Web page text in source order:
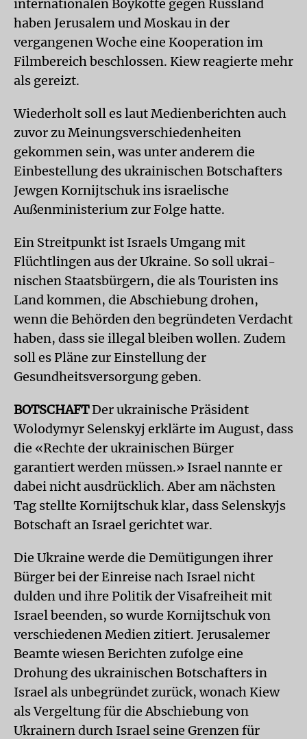
internationalen Boykotte gegen Russland
haben Jerusalem und Moskau in der
vergangenen Woche eine Kooperation im
Filmbereich beschlossen. Kiew reagierte mehr
als gereizt.
Wiederholt soll es laut Medienberichten auch
zuvor zu Meinungsverschiedenheiten
gekommen sein, was unter anderem die
Einbestellung des ukrainischen Botschafters
Jewgen Kornijtschuk ins israelische
Außenministerium zur Folge hatte.
Ein Streitpunkt ist Israels Umgang mit
Flüchtlingen aus der Ukraine. So soll ukrai­
nischen Staatsbürgern, die als Touristen ins
Land kommen, die Abschiebung drohen,
wenn die Behörden den begründeten Verdacht
haben, dass sie illegal bleiben wollen. Zudem
soll es Pläne zur Einstellung der
Gesundheitsversorgung geben.
BOTSCHAFTDer ukrainische Präsident
Wolodymyr Selenskyj erklärte im August, dass
die «Rechte der ukrainischen Bürger
garantiert werden müssen.» Israel nannte er
dabei nicht ausdrücklich. Aber am nächsten
Tag stellte Kornijtschuk klar, dass Selenskyjs
Botschaft an Israel gerichtet war.
Die Ukraine werde die Demütigungen ihrer
Bürger bei der Einreise nach Israel nicht
dulden und ihre Politik der Visafreiheit mit
Israel beenden, so wurde Kornijtschuk von
verschiedenen Medien zitiert. Jerusalemer
Beamte wiesen Berichten zufolge eine
Drohung des ukrainischen Botschafters in
Israel als unbegründet zurück, wonach Kiew
als Vergeltung für die Abschiebung von
Ukrainern durch Israel seine Grenzen für